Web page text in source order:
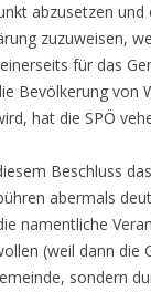
abzusetzen und
zuzuweisen,
für das
Bevölkerung von
hat die SPÖ
Beschluss
abermals
namentliche
(weil dann die
sondern